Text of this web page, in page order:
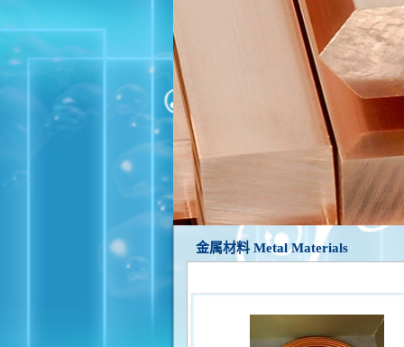
金属材料 Metal Materials